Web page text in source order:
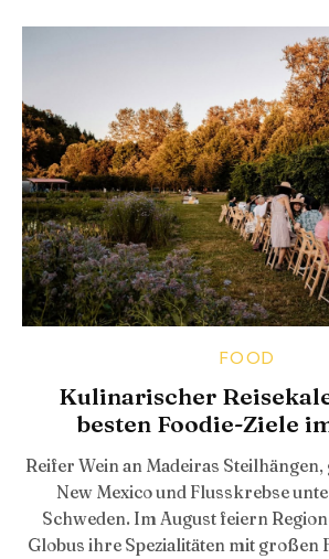
FOOD
Kulinarischer
besten Foodie-Ziele
Reifer Wein an Madeiras
New Mexico und Flusskrebse
Schweden. Im August feiern
Globus ihre Spezialitäten mit großen